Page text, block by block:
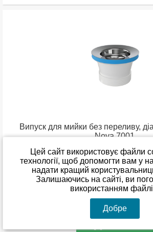
Випуск для мийки без переливу,
Nova 7001
Залишити відгук
В наявності
112 грн
Цей сайт використовує файли
технології, щоб допомогти вам у
надати кращий
Залишаючись на сайті, ви
використанням
Добре